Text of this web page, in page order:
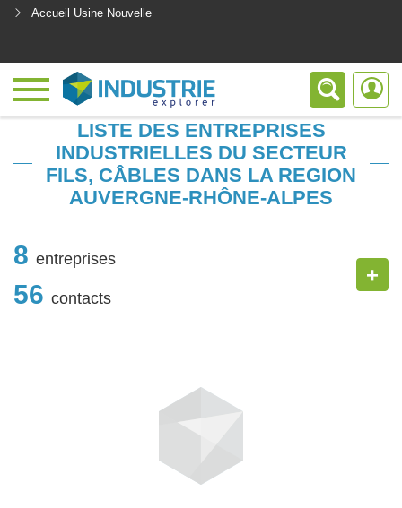
Accueil Usine Nouvelle
LISTE DES ENTREPRISES
INDUSTRIELLES DU SECTEUR
FILS, CÂBLES DANS LA REGION
AUVERGNE-RHÔNE-ALPES
8 entreprises
56 contacts
+